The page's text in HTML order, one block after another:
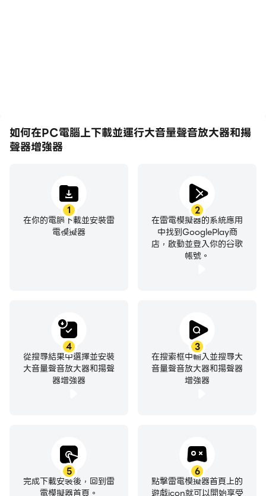
您乘公共汽車或是去散步，周圍有很多人，您無法享受自己
就可以聽到安靜的視頻，可以聽到安靜的音樂，可以聽到安
靜的有聲讀物，可以聽到安靜的鬧鐘，可以聽到安靜的通
知！您所需要做的就是下載“揚聲器的大音量增强器”，打
開耳機中的音樂、音頻、視頻、有聲讀物，控制音量並享受
強器，並根據需要調節標準音量和增強器！
小心！我們不對您的設備和健康負責。請勿長時間使用耳機
聽耳機中的音樂。
腦上增強音量時，柔和的增強可以使增強變得更柔和，隱藏
噪音和乾擾。另外，您可以在揚聲器和耳機的大音量增強器
的設置中選擇允許的最大增強。允許的最大增強範圍為
如何在PC電腦上下載並運行大音量聲音放大器和揚
聲器增強器
1
在你的電腦下載並安裝雷
電模擬器
2
在雷電模擬器的系統應用
中找到GooglePlay商
店，啟動並登入你的谷歌
帳號。
3
在搜索框中輸入並搜尋大
音量聲音放大器和揚聲器
增強器
4
從搜尋結果中選擇並安裝
大音量聲音放大器和揚聲
器增強器
5
完成下載安裝後，回到雷
電模擬器首頁。
6
點擊雷電模擬器首頁上的
遊戲icon就可以開始享受